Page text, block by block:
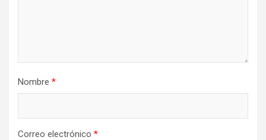
Nombre *
Correo electrónico *